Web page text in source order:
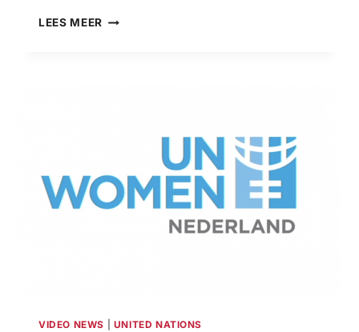
LEES MEER REBECCA
VIDEO NEWS UNITED NATIONS